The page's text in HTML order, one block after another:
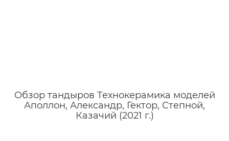
Обзор тандыров Технокерамика моделей
Аполлон, Александр, Гектор, Степной,
Казачий (2021 г.)